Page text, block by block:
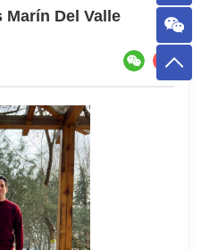
Marín Del Valle